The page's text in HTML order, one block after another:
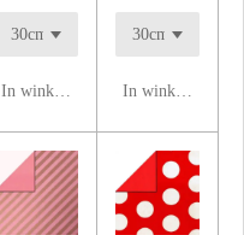
In winkelwagen In winkelwagen